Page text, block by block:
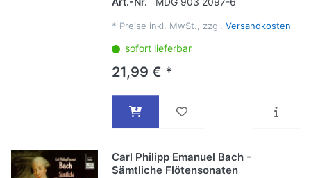
* Preise inkl. MwSt., zzgl. Versandkosten
sofort lieferbar
21,99 € *
Carl Philipp Emanuel Bach -
Sämtliche Flötensonaten